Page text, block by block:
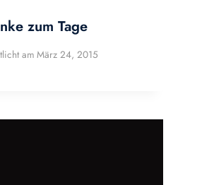
zum Tage
am März 24, 2015